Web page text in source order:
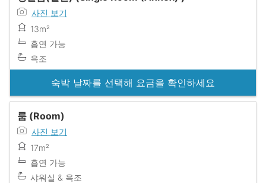
사진 보기
13m²
흡연 가능
욕조
숙박 날짜를 선택해 요금을 확인하세요
룸 (Room)
사진 보기
17m²
흡연 가능
샤워실 & 욕조